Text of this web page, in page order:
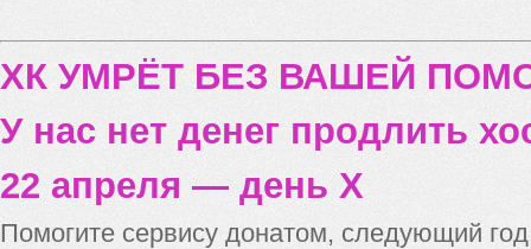
ХК УМРЁТ БЕЗ ВАШЕЙ
У нас нет денег продлить
22 апреля — день X
Помогите сервису донатом, следующий